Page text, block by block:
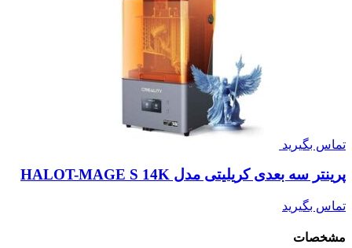
تماس بگیرید
پرینتر سه بعدی کریلیتی مدل HALOT-MAGE S 14K
تماس بگیرید
مشخصات